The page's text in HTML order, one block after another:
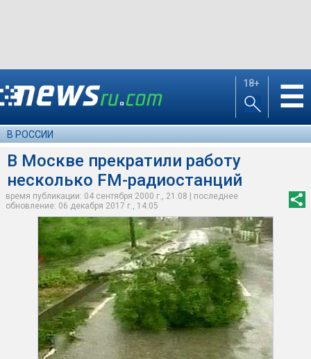
18+ ☰
В РОССИИ
В Москве прекратили работу
несколько FM-радиостанций
время публикации: 04 сентября 2000 г., 21:08 | последнее
обновление: 06 декабря 2017 г., 14:05